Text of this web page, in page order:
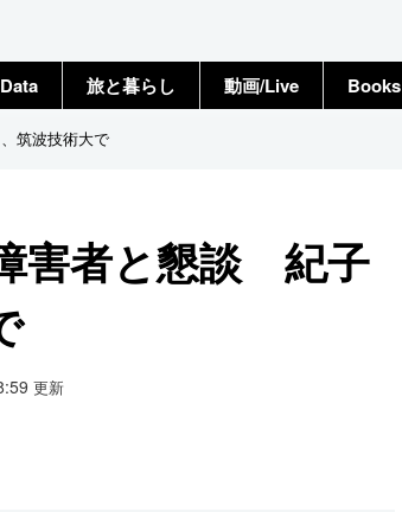
旅と暮らし 動画/Live Books
筑波技術大で
害者と懇談 紀子
更新